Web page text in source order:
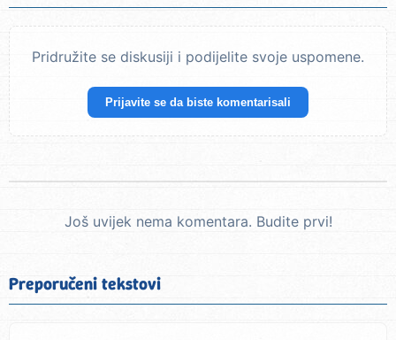
Pridružite se diskusiji i podijelite svoje uspomene.
Prijavite se da biste komentarisali
Još uvijek nema komentara. Budite prvi!
Preporučeni tekstovi